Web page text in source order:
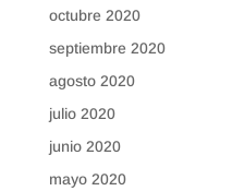
octubre 2020
septiembre 2020
agosto 2020
julio 2020
junio 2020
mayo 2020